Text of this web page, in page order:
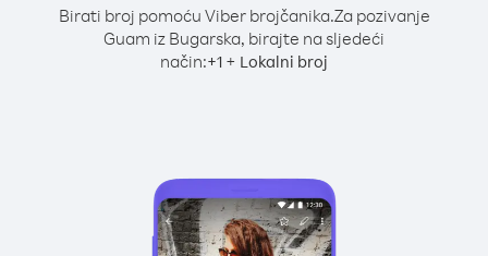
Birati broj pomoću Viber brojčanika.Za pozivanje
Guam iz Bugarska, birajte na sljedeći
način:+1 + Lokalni broj